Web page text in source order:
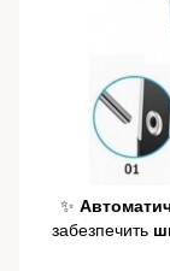
✨
забезпечить